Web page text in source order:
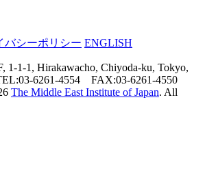
バシーポリシー ENGLISH
1-1-1, Hirakawacho, Chiyoda-ku, Tokyo,
6261-4554 FAX:03-6261-4550
The Middle East Institute of Japan. All